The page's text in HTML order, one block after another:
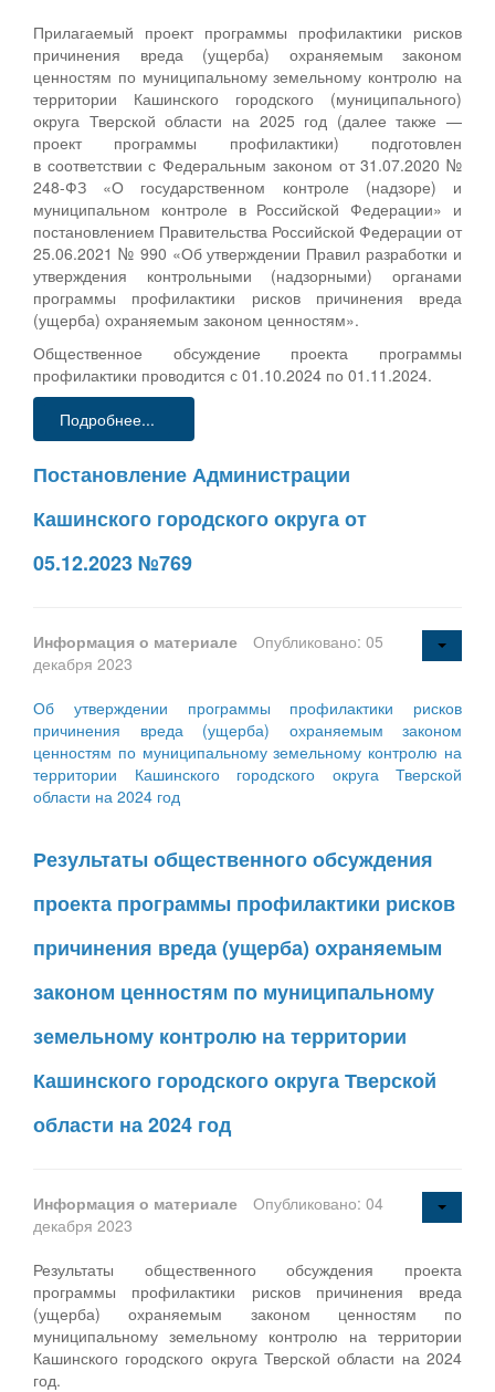
Прилагаемый проект программы профилактики рисков
причинения вреда (ущерба) охраняемым законом
ценностям по муниципальному земельному контролю на
территории Кашинского городского (муниципального)
округа Тверской области на 2025 год (далее также —
проект программы профилактики) подготовлен
в соответствии с Федеральным законом от 31.07.2020 №
248-ФЗ «О государственном контроле (надзоре) и
муниципальном контроле в Российской Федерации» и
постановлением Правительства Российской Федерации от
25.06.2021 № 990 «Об утверждении Правил разработки и
утверждения контрольными (надзорными) органами
программы профилактики рисков причинения вреда
(ущерба) охраняемым законом ценностям».
Общественное обсуждение проекта программы
профилактики проводится с 01.10.2024 по 01.11.2024.
Подробнее...
Постановление Администрации
Кашинского городского округа от
05.12.2023 №769
Информация о материале
Опубликовано: 05
декабря 2023
Об утверждении программы профилактики рисков
причинения вреда (ущерба) охраняемым законом
ценностям по муниципальному земельному контролю на
территории Кашинского городского округа Тверской
области на 2024 год
Результаты общественного обсуждения
проекта программы профилактики рисков
причинения вреда (ущерба) охраняемым
законом ценностям по муниципальному
земельному контролю на территории
Кашинского городского округа Тверской
области на 2024 год
Информация о материале
Опубликовано: 04
декабря 2023
Результаты общественного обсуждения проекта
программы профилактики рисков причинения вреда
(ущерба) охраняемым законом ценностям по
муниципальному земельному контролю на территории
Кашинского городского округа Тверской области на 2024
год.